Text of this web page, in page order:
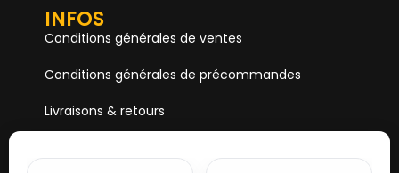
INFOS
Conditions générales de ventes
Conditions générales de précommandes
Livraisons & retours